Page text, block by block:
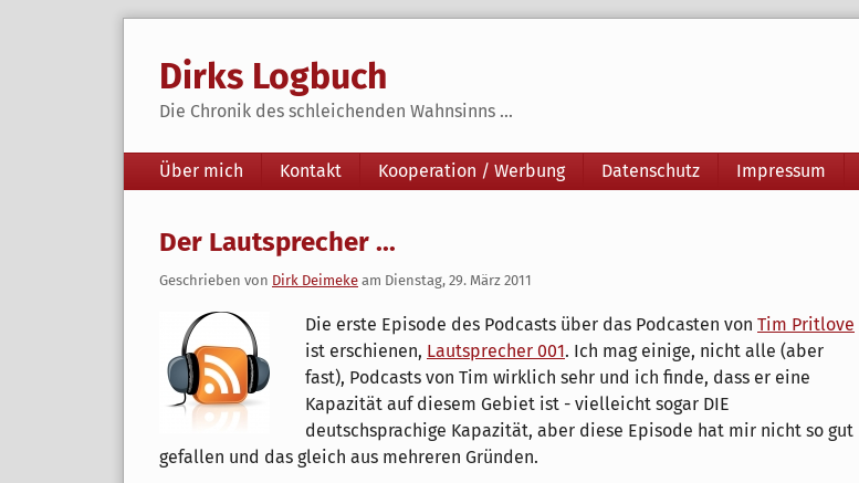
Dirks Logbuch
Die Chronik des schleichenden Wahnsinns ...
Navigation
Über mich Kontakt Kooperation / Werbung Datenschutz Impressum
Der Lautsprecher ...
Geschrieben von Dirk Deimeke am Dienstag, 29. März 2011
Die erste Episode des Podcasts über das Podcasten von Tim Pritlove
ist erschienen, Lautsprecher 001. Ich mag einige, nicht alle (aber
fast), Podcasts von Tim wirklich sehr und ich finde, dass er eine
Kapazität auf diesem Gebiet ist - vielleicht sogar DIE
deutschsprachige Kapazität, aber diese Episode hat mir nicht so gut
gefallen und das gleich aus mehreren Gründen.